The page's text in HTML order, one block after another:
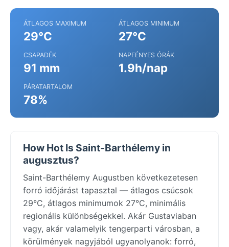
ÁTLAGOS MAXIMUM
29°C
ÁTLAGOS MINIMUM
27°C
CSAPADÉK
91 mm
NAPFÉNYES ÓRÁK
1.9h/nap
PÁRATARTALOM
78%
How Hot Is Saint-Barthélemy in
augusztus?
Saint-Barthélemy Augustben következetesen
forró időjárást tapasztal — átlagos csúcsok
29°C, átlagos minimumok 27°C, minimális
regionális különbségekkel. Akár Gustaviaban
vagy, akár valamelyik tengerparti városban, a
körülmények nagyjából ugyanolyanok: forró,